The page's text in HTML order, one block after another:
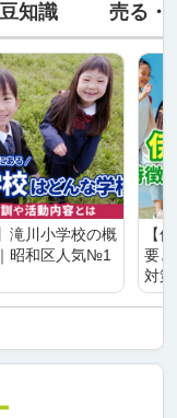
豆知識 売る・
滝川小学校の概
昭和区人気№1
【
要
対